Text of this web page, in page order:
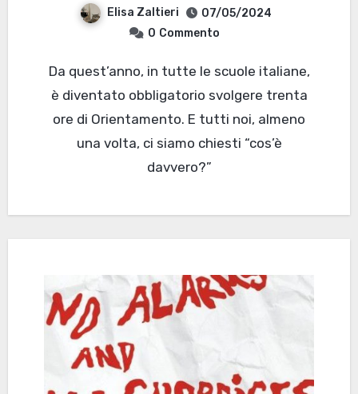
Elisa Zaltieri
07/05/2024
0 Commento
Da quest’anno, in tutte le scuole italiane,
è diventato obbligatorio svolgere trenta
ore di Orientamento. E tutti noi, almeno
una volta, ci siamo chiesti “cos’è
davvero?”